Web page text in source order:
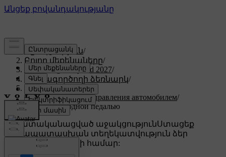
Աջակցություն/
Բոլոր մեքենաները/
XC60 Plug-in Hybrid 2027/
Օգտագործողի ձեռնարկ/
Вождение/
Характеристики управления автомобилем/
Управление одной педалью
Անհատականացված աջակցությունՍտացեք
համապատասխան տեղեկատվություն ձեր
կոնկրետ մեքենայի համար: